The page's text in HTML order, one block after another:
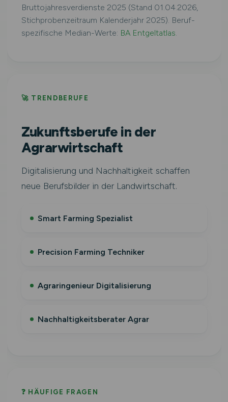
Bruttojahresverdienste 2025 (Stand 01.04.2026,
Stichprobenzeitraum Kalenderjahr 2025). Beruf-
spezifische Median-Werte: BA Entgeltatlas.
🚀 TRENDBERUFE
Zukunftsberufe in der
Agrarwirtschaft
Digitalisierung und Nachhaltigkeit schaffen
neue Berufsbilder in der Landwirtschaft.
Smart Farming Spezialist
Precision Farming Techniker
Agraringenieur Digitalisierung
Nachhaltigkeitsberater Agrar
❓ HÄUFIGE FRAGEN